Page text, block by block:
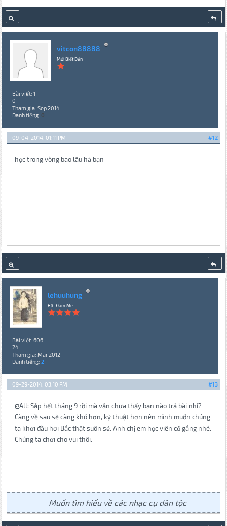
vitcon88888
Mới Biết Đến
Bài viết: 1
0
Tham gia: Sep 2014
Danh tiếng: 0
#12
09-04-2014, 01:11 PM
học trong vòng bao lâu hả bạn
lehuuhung
Rất Đam Mê
Bài viết: 606
24
Tham gia: Mar 2012
Danh tiếng: 2
#13
09-29-2014, 03:10 PM
@All: Sắp hết tháng 9 rồi mà vẫn chưa thấy bạn nào trả bài nhỉ?
Càng về sau sẽ càng khó hơn, kỹ thuật hơn nên mình muốn chúng
ta khởi đầu hơi Bắc thật suôn sẻ. Anh chị em học viên cố gắng nhé.
Chúng ta chơi cho vui thôi.
Muốn tìm hiểu về các nhạc cụ dân tộc